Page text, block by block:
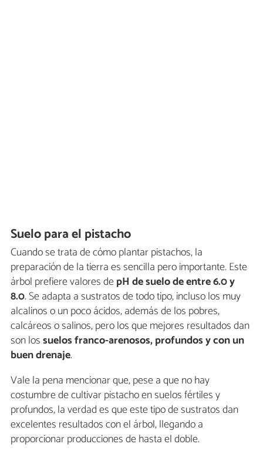
Suelo para el pistacho
Cuando se trata de cómo plantar pistachos, la
preparación de la tierra es sencilla pero importante. Este
árbol prefiere valores depH de suelo de entre 6.0 y
8.0. Se adapta a sustratos de todo tipo, incluso los muy
alcalinos o un poco ácidos, además de los pobres,
calcáreos o salinos, pero los que mejores resultados dan
son lossuelos franco-arenosos, profundos y con un
buen drenaje.
Vale la pena mencionar que, pese a que no hay
costumbre de cultivar pistacho en suelos fértiles y
profundos, la verdad es que este tipo de sustratos dan
excelentes resultados con el árbol, llegando a
proporcionar producciones de hasta el doble.